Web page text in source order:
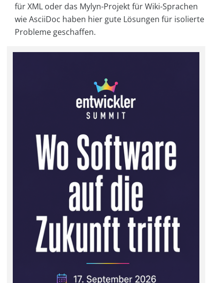
für XML oder das Mylyn-Projekt für Wiki-Sprachen
wie AsciiDoc haben hier gute Lösungen für isolierte
Probleme geschaffen.